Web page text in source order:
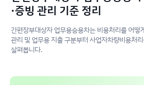
·증빙 관리 기준 정리
간편장부대상자 업무용승용차는 비용처리를 어떻
관리 및 업무용 지출 구분부터 사업자차량비용처
살펴봅니다.